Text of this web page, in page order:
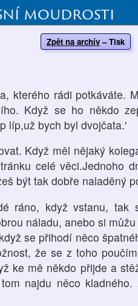
moudrosti
Zpět na archív – Tisk
kterého rádi potkáváte.
Když se ho někdo
líp,už bych byl dvojčata.'
Když měl nějaký
celé věci.Jednoho
být tak dobře naladěný
ráno, když vstanu,
náladu, anebo si
se přihodí něco
že se z toho
ke mě někdo přijde a
najdu něco